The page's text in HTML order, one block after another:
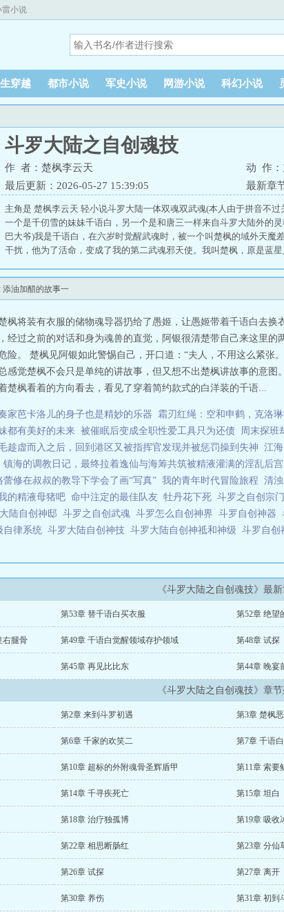
雷小说
穿越 都市小说 军史小说 网游小说 科幻小说
斗罗大陆之自创魂技
作 者：楚枫李云天 动 作：
最后更新：2026-05-27 15:39:05
最新章
主角是 楚枫李云天 轻小说斗罗大陆一体双魂双武魂(本人由于拼音不
一个是千仞雪的妹妹千语白，另一个是和唐三一样来自斗罗大陆外的
巴大爷)我是千语白，在六岁时觉醒武魂时，被一个叫楚枫的域外天
干扰，他为了活命，变成了我的第二武魂邪天使。我叫楚枫，原是蓝
合，便想夺舍。但却被千道流干扰，无奈为了保命，只能成为千语白
枫李云天
添油加醋的故事一
枫将装有衣服的储物魂导器扔给了愚姬，让愚姬带着千语白去
经过之前的对话和身为魂兽的直觉，阿银很清楚带自己来这里
险。 楚枫见阿银如此警惕自己，开口道：“夫人，不用这么紧张
感觉楚枫不会只是单纯的讲故事，但又想不出楚枫讲故事的意
楚枫看着的方向看去，看见了穿着简约款式的白洋装的千语...
家芭卡洛儿的身子也是精妙的乐器 霜刃红绳：空和申鹤，克洛
都有美好的未来 被催眠后变成全职性爱工具只为还债 周末探班
趁虚而入之后，回到港区又被指挥官发现并被惩罚操到失神 江
镇海的调教日记，最终拉着逸仙与海筹共筑被精液灌满的淫乱后宫
蕾修在叔叔的教导下学会了画“写真” 我的青年时代冒险旅程 清浊
的精液母猪吧 命中注定的最佳队友 牡丹花下死 斗罗之自创宗
陆自创神邸 斗罗之自创武魂 斗罗怎么自创神界 斗罗自创神器
自律系统 斗罗大陆自创神技 斗罗大陆自创神祗和神级 斗罗自创
《斗罗大陆之自创魂技》最
第53章 替千语白买衣服 第52章 绝望
右腿骨 第49章 千语白觉醒领域存护领域 第48章 试探
第45章 再见比比东 第44章 晚宴
《斗罗大陆之自创魂技》章
第2章 来到斗罗初遇 第3章 楚枫
第6章 千家的欢笑二 第7章 千语
第10章 超标的外附魂骨圣辉盾甲 第11章 索要
第14章 千寻疾死亡 第15章 坦白
第18章 治疗独孤博 第19章 吸收
第22章 相思断肠红 第23章 分仙
第26章 试探 第27章 离开
第30章 养伤 第31章 初到